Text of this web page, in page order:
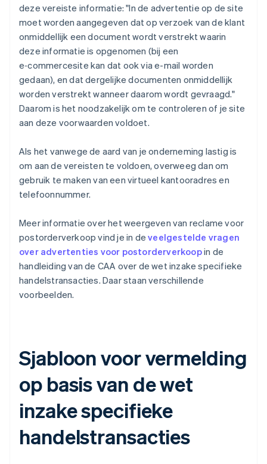
deze vereiste informatie: "In de advertentie op de site
moet worden aangegeven dat op verzoek van de klant
onmiddellijk een document wordt verstrekt waarin
deze informatie is opgenomen (bij een
e‑commercesite kan dat ook via e-mail worden
gedaan), en dat dergelijke documenten onmiddellijk
worden verstrekt wanneer daarom wordt gevraagd."
Daarom is het noodzakelijk om te controleren of je site
aan deze voorwaarden voldoet.
Als het vanwege de aard van je onderneming lastig is
om aan de vereisten te voldoen, overweeg dan om
gebruik te maken van een virtueel kantooradres en
telefoonnummer.
Meer informatie over het weergeven van reclame voor
postorderverkoop vind je in deveelgestelde vragen
over advertenties voor postorderverkoopin de
handleiding van de CAA over de wet inzake specifieke
handelstransacties. Daar staan verschillende
voorbeelden.
Sjabloon voor vermelding
op basis van de wet
inzake specifieke
handelstransacties